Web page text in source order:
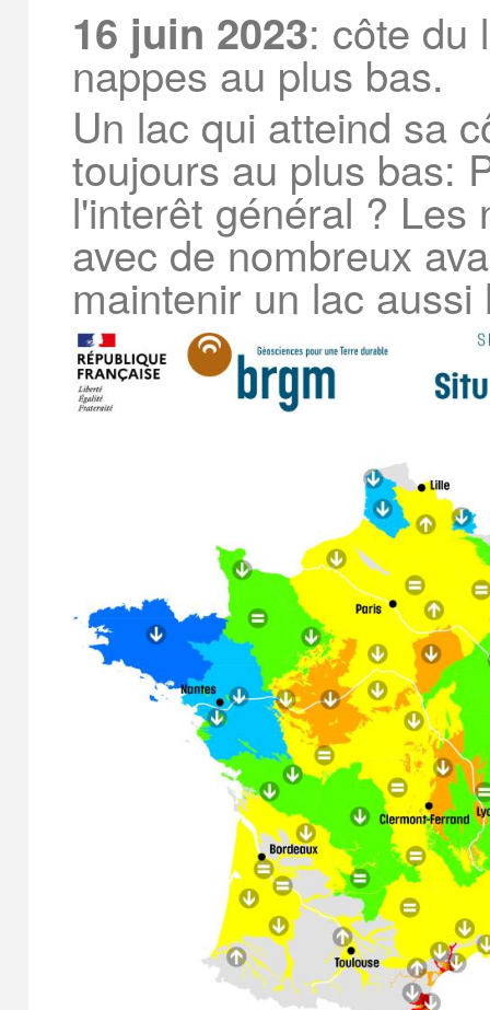
16 juin 2023: côte du
nappes au plus bas.
Un lac qui atteind sa
toujours au plus bas:
l'interêt général ?
avec de nombreux
maintenir un lac